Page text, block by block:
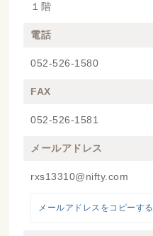
１階
電話
052-526-1580
FAX
052-526-1581
メールアドレス
rxs13310@nifty.com
メールアドレスをコピーする